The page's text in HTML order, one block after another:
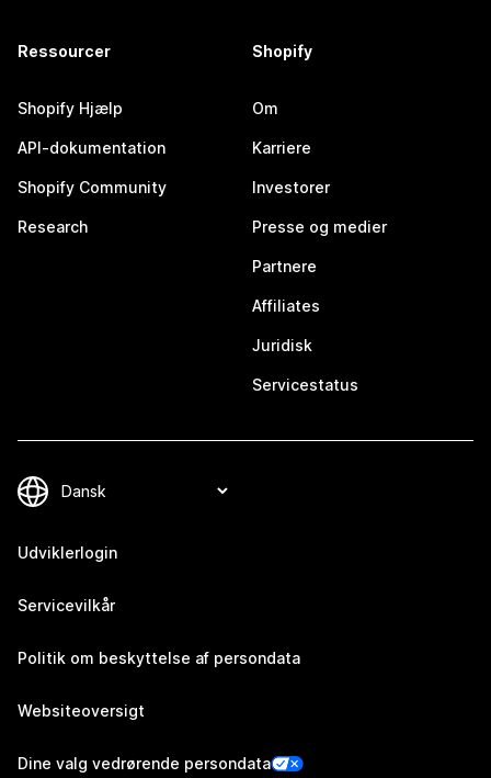
Ressourcer
Shopify Hjælp
API-dokumentation
Shopify Community
Research
Shopify
Om
Karriere
Investorer
Presse og medier
Partnere
Affiliates
Juridisk
Servicestatus
Udviklerlogin
Servicevilkår
Politik om beskyttelse af persondata
Websiteoversigt
Dine valg vedrørende persondata